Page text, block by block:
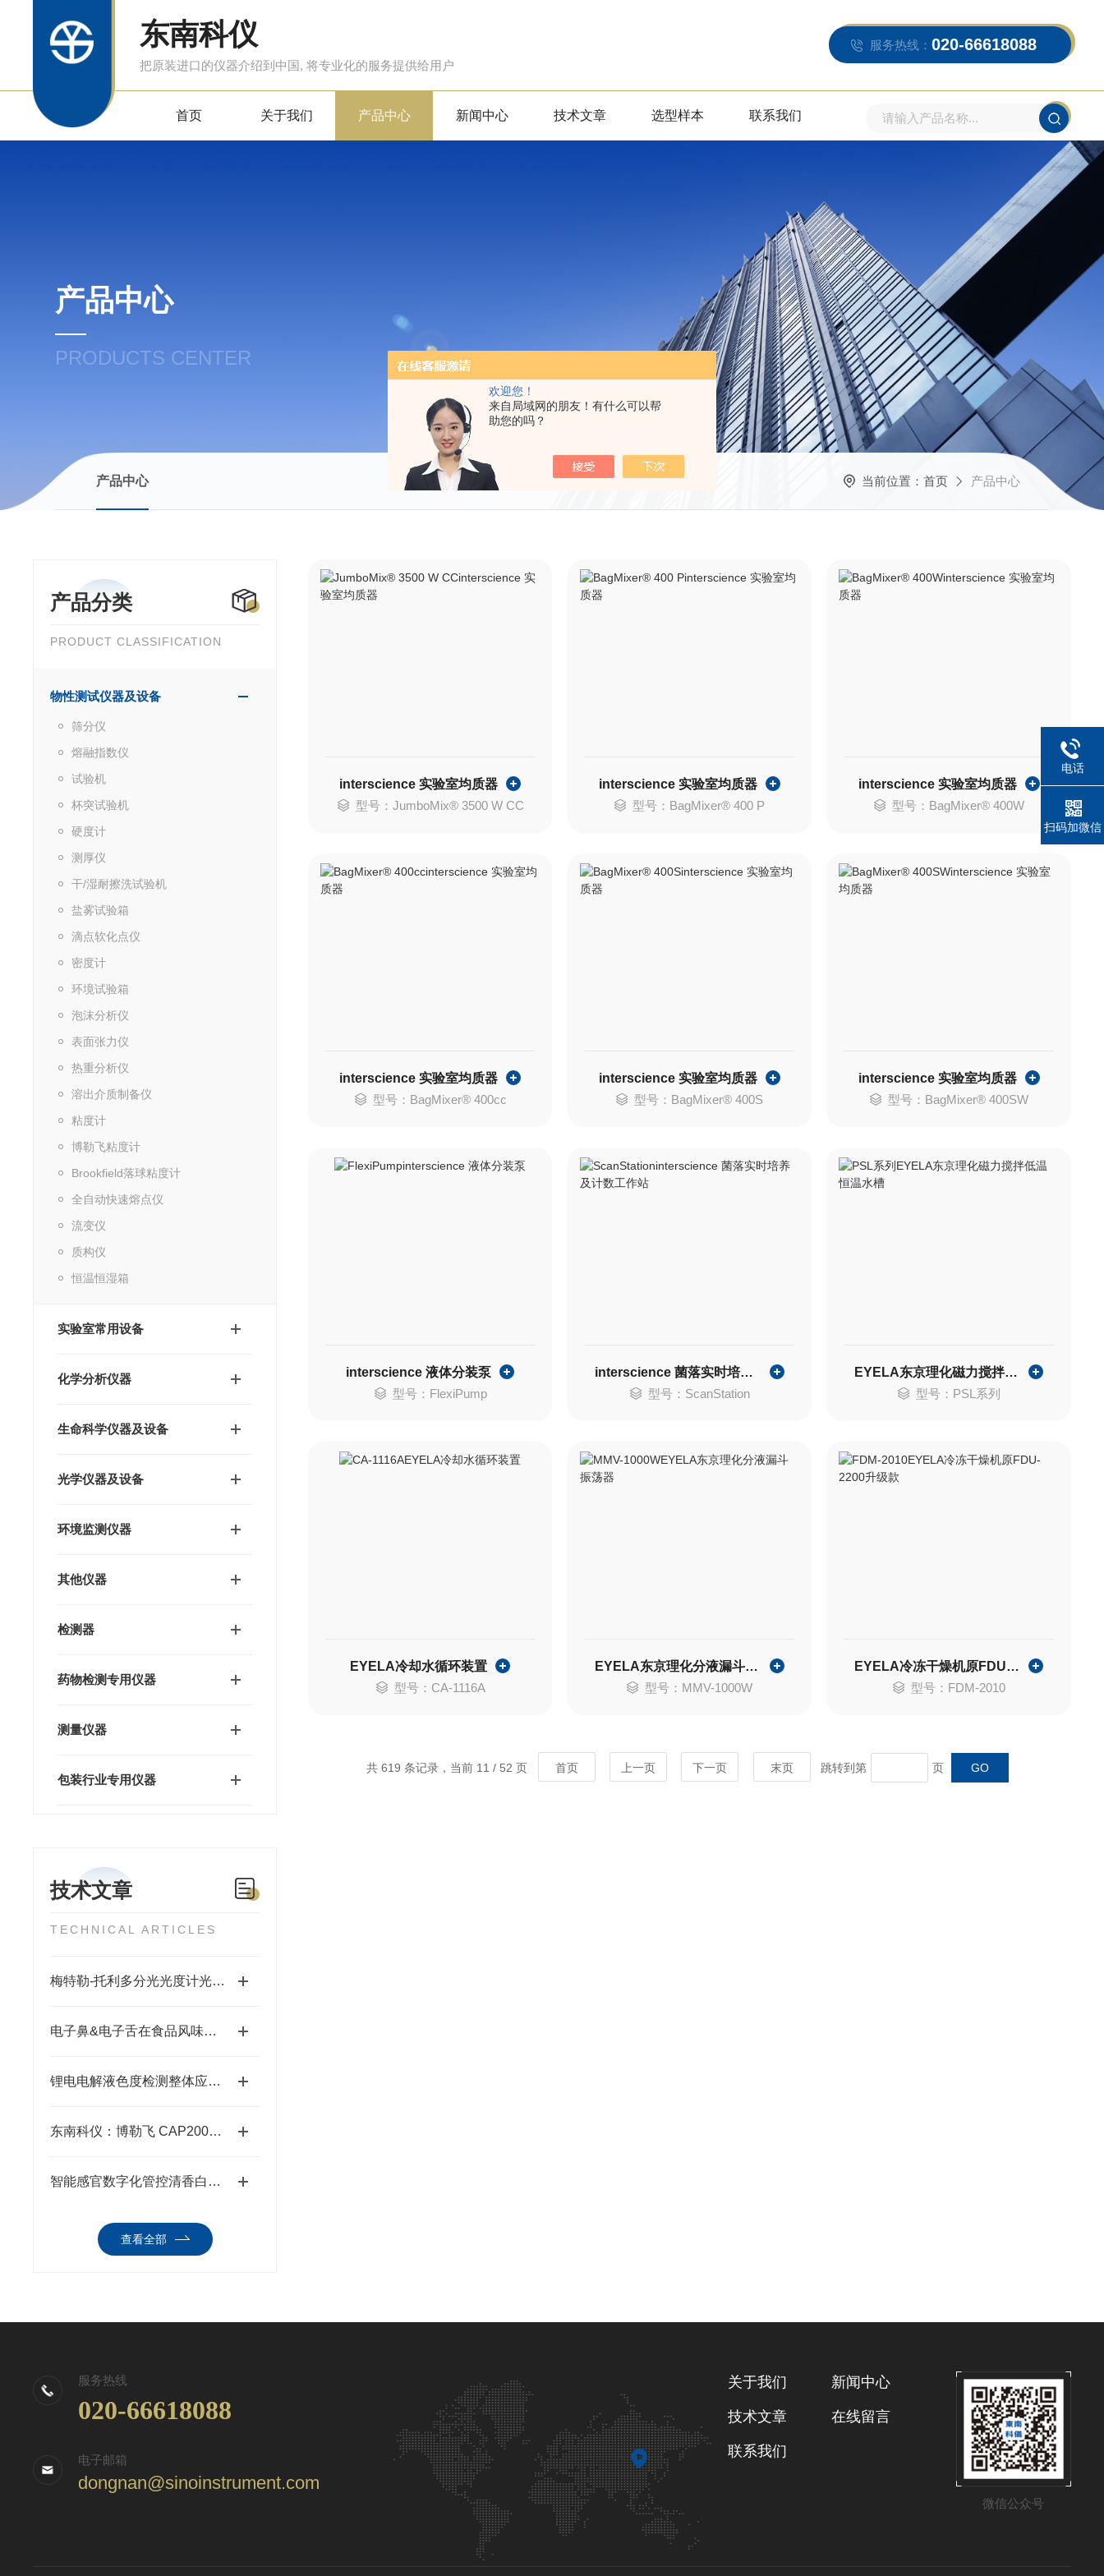
欢迎您！
来自局域网的朋友！有什么可以帮
助您的吗？
东南科仪
把原装进口的仪器介绍到中国, 将专业化的服务提供给用户
服务热线： 020-66618088
首页 关于我们 产品中心 新闻中心 技术文章 选型样本 联系我们
产品中心
PRODUCTS CENTER
产品中心 当前位置： 首页 产品中心
产品分类
PRODUCT CLASSIFICATION
物性测试仪器及设备
筛分仪
熔融指数仪
试验机
杯突试验机
硬度计
测厚仪
干/湿耐擦洗试验机
盐雾试验箱
滴点软化点仪
密度计
环境试验箱
泡沫分析仪
表面张力仪
热重分析仪
溶出介质制备仪
粘度计
博勒飞粘度计
Brookfield落球粘度计
全自动快速熔点仪
流变仪
质构仪
恒温恒湿箱
实验室常用设备
化学分析仪器
生命科学仪器及设备
光学仪器及设备
环境监测仪器
其他仪器
检测器
药物检测专用仪器
测量仪器
包装行业专用仪器
技术文章
TECHNICAL ARTICLES
梅特勒-托利多分光光度计光源更换操作指南
电子鼻&电子舌在食品风味差异化研究与品质质控中的应用
锂电电解液色度检测整体应用方案
东南科仪：博勒飞 CAP2000+粘度计行业检测应用方案介绍
智能感官数字化管控清香白酒风味 —— 东南科仪电子鼻 + 电子舌一体化应用方案
查看全部
interscience 实验室均质器
型号：JumboMix® 3500 W CC
interscience 实验室均质器
型号：BagMixer® 400 P
interscience 实验室均质器
型号：BagMixer® 400W
interscience 实验室均质器
型号：BagMixer® 400cc
interscience 实验室均质器
型号：BagMixer® 400S
interscience 实验室均质器
型号：BagMixer® 400SW
interscience 液体分装泵
型号：FlexiPump
interscience 菌落实时培养及计数工作站
型号：ScanStation
EYELA东京理化磁力搅拌低温恒温水槽
型号：PSL系列
EYELA冷却水循环装置
型号：CA-1116A
EYELA东京理化分液漏斗振荡器
型号：MMV-1000W
EYELA冷冻干燥机原FDU-2200升级款
型号：FDM-2010
共 619 条记录，当前 11 / 52 页 首页 上一页 下一页 末页 跳转到第 页
服务热线
020-66618088
电子邮箱
dongnan@sinoinstrument.com
微信公众号
关于我们 新闻中心
技术文章 在线留言
联系我们
电话
扫码加微信